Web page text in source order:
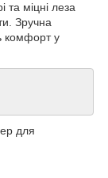
та міцні леза
Зручна
комфорт у
для